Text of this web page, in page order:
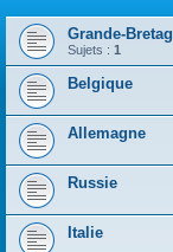
Grande-
Sujets : 1
Belgique
Allemagne
Russie
Italie